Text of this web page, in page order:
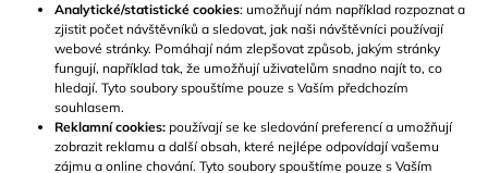
Analytické/statistické cookies: umožňují nám například rozpoznat a
zjistit počet návštěvníků a sledovat, jak naši návštěvníci používají
webové stránky. Pomáhají nám zlepšovat způsob, jakým stránky
fungují, například tak, že umožňují uživatelům snadno najít to, co
hledají. Tyto soubory spouštíme pouze s Vaším předchozím
souhlasem.
Reklamní cookies: používají se ke sledování preferencí a umožňují
zobrazit reklamu a další obsah, které nejlépe odpovídají vašemu
zájmu a online chování. Tyto soubory spouštíme pouze s Vaším